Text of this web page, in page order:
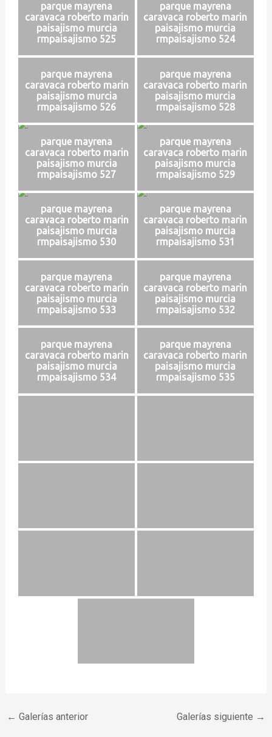
parque mayrena
caravaca roberto marin
paisajismo murcia
rmpaisajismo 525
parque mayrena
caravaca roberto marin
paisajismo murcia
rmpaisajismo 524
parque mayrena
caravaca roberto marin
paisajismo murcia
rmpaisajismo 526
parque mayrena
caravaca roberto marin
paisajismo murcia
rmpaisajismo 528
parque mayrena
caravaca roberto marin
paisajismo murcia
rmpaisajismo 527
parque mayrena
caravaca roberto marin
paisajismo murcia
rmpaisajismo 529
parque mayrena
caravaca roberto marin
paisajismo murcia
rmpaisajismo 530
parque mayrena
caravaca roberto marin
paisajismo murcia
rmpaisajismo 531
parque mayrena
caravaca roberto marin
paisajismo murcia
rmpaisajismo 533
parque mayrena
caravaca roberto marin
paisajismo murcia
rmpaisajismo 532
parque mayrena
caravaca roberto marin
paisajismo murcia
rmpaisajismo 534
parque mayrena
caravaca roberto marin
paisajismo murcia
rmpaisajismo 535
← Galerías anterior Galerías siguiente →